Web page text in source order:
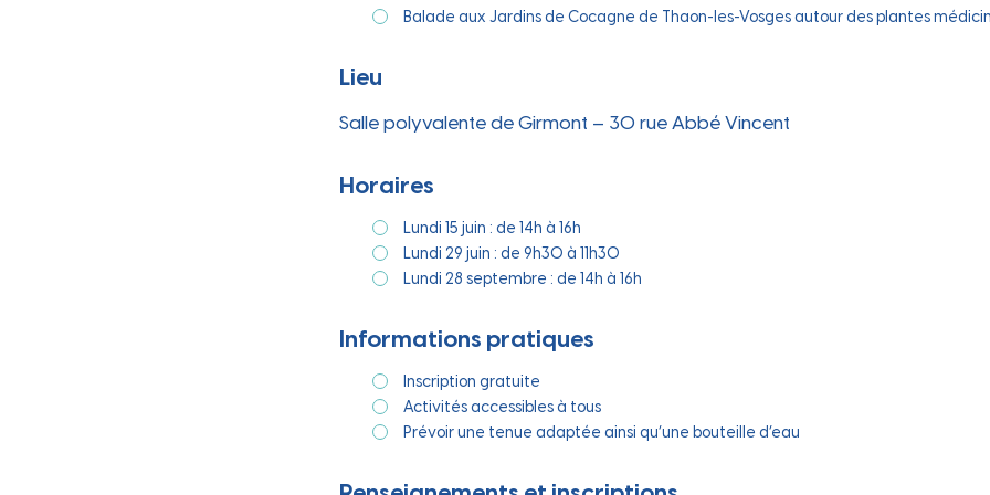
Balade aux Jardins de Cocagne de Thaon-les-Vosges autour des plantes
Lieu
Salle polyvalente de Girmont – 30 rue Abbé Vincent
Horaires
Lundi 15 juin : de 14h à 16h
Lundi 29 juin : de 9h30 à 11h30
Lundi 28 septembre : de 14h à 16h
Informations pratiques
Inscription gratuite
Activités accessibles à tous
Prévoir une tenue adaptée ainsi qu’une bouteille d’eau